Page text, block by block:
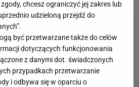
chcesz ograniczyć jej zakres lub
udzieloną przejdź do
być przetwarzane także do celów
dotyczących funkcjonowania
z danymi dot. świadczonych
przypadkach przetwarzanie
i odbywa się w oparciu o